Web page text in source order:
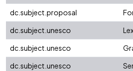
dc.subject.proposal
dc.subject.unesco
dc.subject.unesco
dc.subject.unesco